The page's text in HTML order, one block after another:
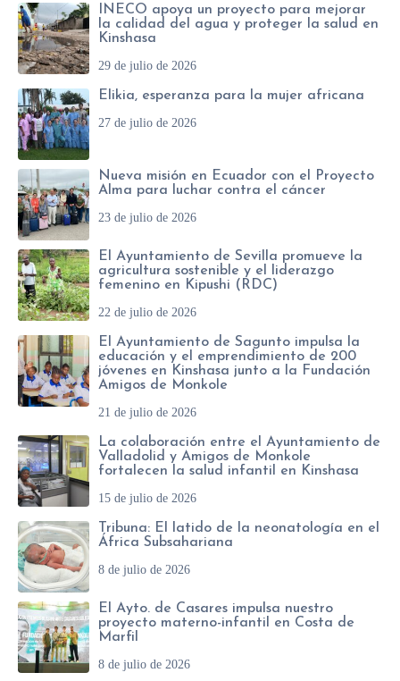
l
e
c
t
r
ó
n
i
c
o
*
w
e
b
INECO apoya un proyecto para mejorar
la calidad del agua y proteger la salud en
Kinshasa
29 de julio de 2026
Elikia, esperanza para la mujer africana
27 de julio de 2026
Nueva misión en Ecuador con el Proyecto
Alma para luchar contra el cáncer
23 de julio de 2026
El Ayuntamiento de Sevilla promueve la
agricultura sostenible y el liderazgo
femenino en Kipushi (RDC)
22 de julio de 2026
El Ayuntamiento de Sagunto impulsa la
educación y el emprendimiento de 200
jóvenes en Kinshasa junto a la Fundación
Amigos de Monkole
21 de julio de 2026
La colaboración entre el Ayuntamiento de
Valladolid y Amigos de Monkole
fortalecen la salud infantil en Kinshasa
15 de julio de 2026
Tribuna: El latido de la neonatología en el
África Subsahariana
8 de julio de 2026
El Ayto. de Casares impulsa nuestro
proyecto materno-infantil en Costa de
Marfil
8 de julio de 2026